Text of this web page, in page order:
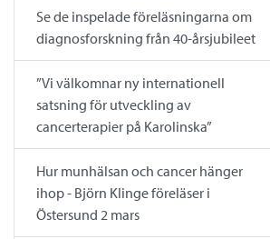
Se de inspelade föreläsningarna om
diagnosforskning från 40-årsjubileet
”Vi välkomnar ny internationell
satsning för utveckling av
cancerterapier på Karolinska”
Hur munhälsan och cancer hänger
ihop - Björn Klinge föreläser i
Östersund 2 mars